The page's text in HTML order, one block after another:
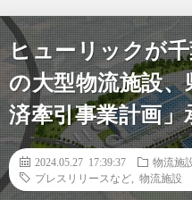
ヒューリックが
の大型物流施設
済牽引事業計画」
2024.05.27 17:39:37
物流施
プレスリリースなど
物流施設